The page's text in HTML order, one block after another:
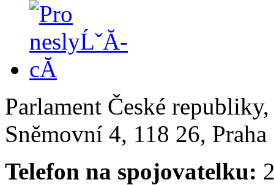
Parlament České
Sněmovní 4, 118 26,
Telefon na spojovatelku: